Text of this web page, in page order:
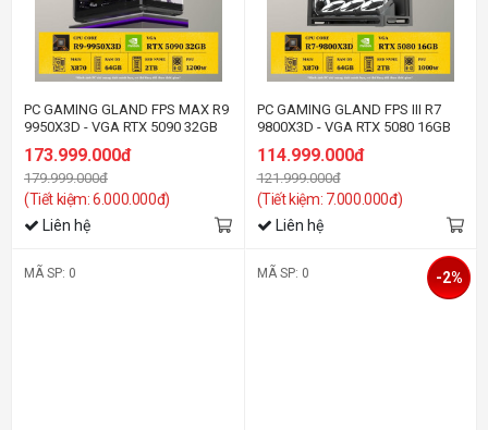
PC GAMING GLAND FPS MAX R9
9950X3D - VGA RTX 5090 32GB
173.999.000đ
179.999.000đ
(Tiết kiệm: 6.000.000đ)
Liên hệ
PC GAMING GLAND FPS III R7
9800X3D - VGA RTX 5080 16GB
114.999.000đ
121.999.000đ
(Tiết kiệm: 7.000.000đ)
Liên hệ
MÃ SP: 0 MÃ SP: 0 -2%